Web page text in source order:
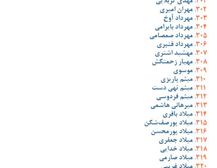
مهدی کربلایی
مهران امیری
مهرداد آوخ
مهرداد بایرامی
مهرداد صمصامی
مهرداد قنبری
مهشید اشتری
مهیار زحمتکش
موسوی
میثم پاریزی
میثم تهی دست
میثم فردوسی
میرهانی هاشمی
میلاد باقری
میلاد پورصف‌شکن
میلاد پورمحسن
میلاد جعفری
میلاد خدایی
میلاد صارمی